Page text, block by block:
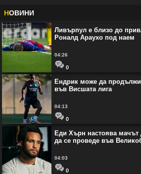
НОВИНИ
Ливърпул е близо до
Роналд Араухо под наем
04:26
0
Ендрик може да продължи
във Висшата лига
04:13
0
Еди Хърн настоява
да се проведе във
04:03
0